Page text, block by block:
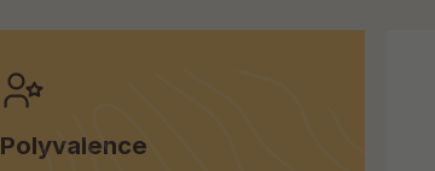
Polyvalence